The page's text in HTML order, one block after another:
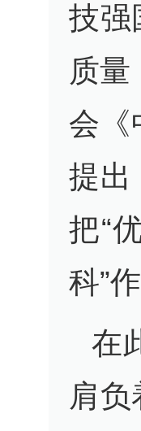
技强
质
会《
提出
把“
科”
在
肩